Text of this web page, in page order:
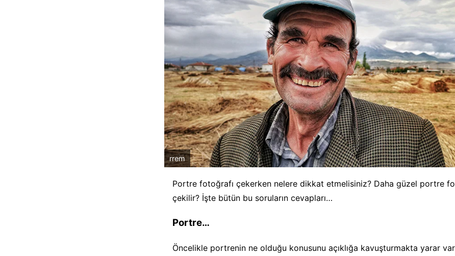
rrem
Portre fotoğrafı çekerken nelere dikkat etmelisiniz? Daha güzel portre
çekilir? İşte bütün bu soruların cevapları…
Portre…
Öncelikle portrenin ne olduğu konusunu açıklığa kavuşturmakta yarar